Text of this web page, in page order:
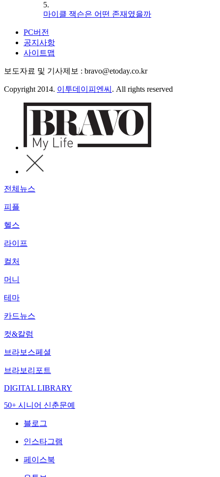
5.
마이클 잭슨은 어떤 존재였을까
PC버전
공지사항
사이트맵
보도자료 및 기사제보 : bravo@etoday.co.kr
Copyright 2014. 이투데이피엔씨 . All rights reserved
전체뉴스
피플
헬스
라이프
컬처
머니
테마
카드뉴스
컷&칼럼
브라보스페셜
브라보리포트
DIGITAL LIBRARY
50+ 시니어 신춘문예
블로그
인스타그램
페이스북